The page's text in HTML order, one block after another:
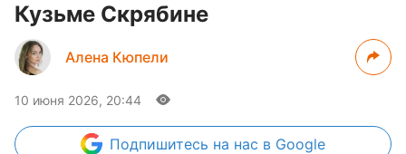
Кузьме Скрябине
Алена Кюпели
10 июня 2026, 20:44
Подпишитесь на нас в Google